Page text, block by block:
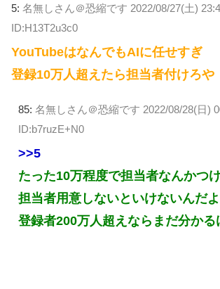
5: 名無しさん＠恐縮です 2022/08/27(土)
ID:H13T2u3c0
YouTubeはなんでもAIに任せすぎ
登録10万人超えたら担当者付けろや
85: 名無しさん＠恐縮です 2022/08/28(日)
ID:b7ruzE+N0
>>5
たった10万程度で担当者なんかつ
担当者用意しないといけないんだよ
登録者200万人超えならまだ分かる